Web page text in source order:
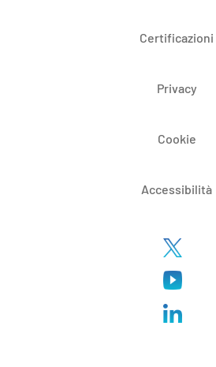
Certificazioni
Privacy
Cookie
Accessibilità